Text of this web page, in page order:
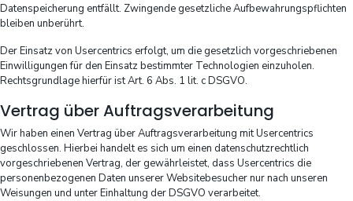
Datenspeicherung entfällt. Zwingende gesetzliche Aufbewahrungspflichten
bleiben unberührt.
Der Einsatz von Usercentrics erfolgt, um die gesetzlich vorgeschriebenen
Einwilligungen für den Einsatz bestimmter Technologien einzuholen.
Rechtsgrundlage hierfür ist Art. 6 Abs. 1 lit. c DSGVO.
Vertrag über Auftragsverarbeitung
Wir haben einen Vertrag über Auftragsverarbeitung mit Usercentrics
geschlossen. Hierbei handelt es sich um einen datenschutzrechtlich
vorgeschriebenen Vertrag, der gewährleistet, dass Usercentrics die
personenbezogenen Daten unserer Websitebesucher nur nach unseren
Weisungen und unter Einhaltung der DSGVO verarbeitet.